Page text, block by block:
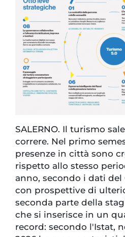
SALERNO. Il turismo
correre. Nel primo
presenze in città sono
rispetto allo stesso
anno, secondo i dati del
con prospettive di
seconda parte della
che si inserisce in un
record: secondo l'Istat,